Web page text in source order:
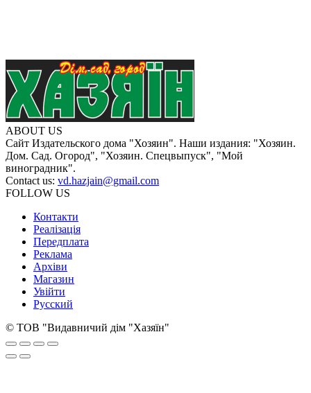
ABOUT US
Сайт Издательского дома "Хозяин". Наши издания: "Хозяин.
Дом. Сад. Огород", "Хозяин. Спецвыпуск", "Мой
виноградник".
Contact us: vd.hazjain@gmail.com
FOLLOW US
Контакти
Реалізація
Передплата
Реклама
Архіви
Магазин
Увійти
Русский
© ТОВ "Видавничий дім "Хазяїн"